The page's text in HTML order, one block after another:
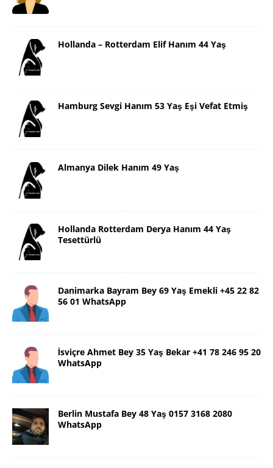
Hollanda – Rotterdam Elif Hanım 44 Yaş
Hamburg Sevgi Hanım 53 Yaş Eşi Vefat Etmiş
Almanya Dilek Hanım 49 Yaş
Hollanda Rotterdam Derya Hanım 44 Yaş
Tesettürlü
Danimarka Bayram Bey 69 Yaş Emekli +45 22 82
56 01 WhatsApp
İsviçre Ahmet Bey 35 Yaş Bekar +41 78 246 95 20
WhatsApp
Berlin Mustafa Bey 48 Yaş 0157 3168 2080
WhatsApp